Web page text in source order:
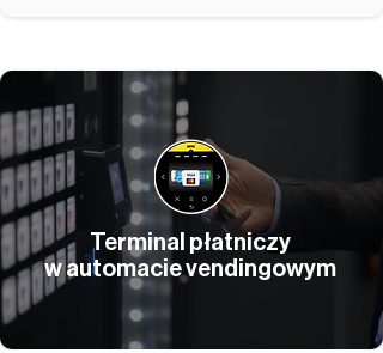
Terminal płatniczy
w automacie vendingowym